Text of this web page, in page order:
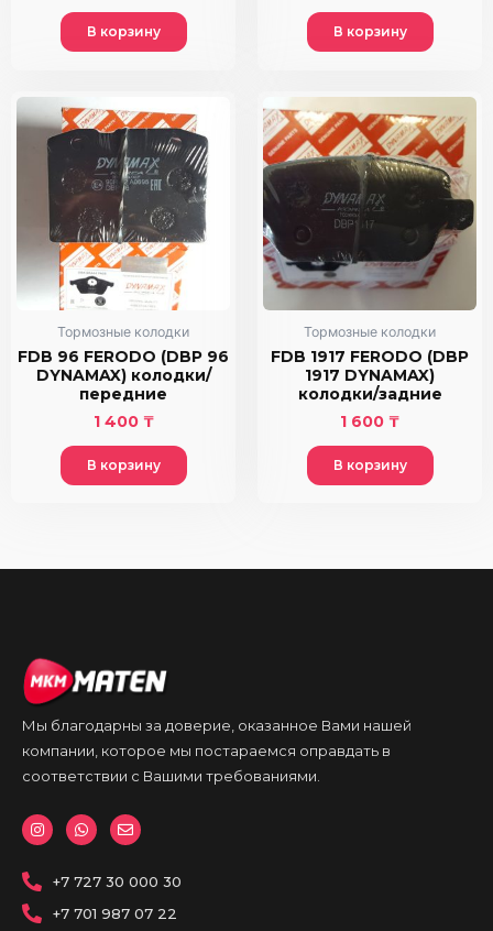
В корзину В корзину
Тормозные колодки
FDB 96 FERODO (DBP 96
DYNAMAX) колодки/
передние
1 400 ₸
В корзину
Тормозные колодки
FDB 1917 FERODO (DBP
1917 DYNAMAX)
колодки/задние
1 600 ₸
В корзину
Мы благодарны за доверие, оказанное Вами нашей
компании, которое мы постараемся оправдать в
соответствии с Вашими требованиями.
I
n
s
a
g
r
W
h
a
s
p
E
n
v
p
+7 727 30 000 30
+7 701 987 07 22